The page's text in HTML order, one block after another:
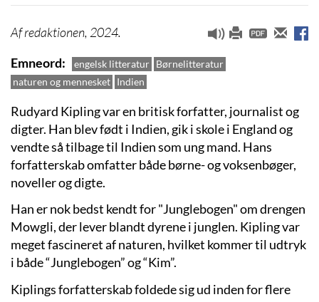
redaktionen, 2024.
Emneord
engelsk litteratur Børnelitteratur
naturen og mennesket Indien
Rudyard Kipling var en britisk forfatter, journalist og
digter. Han blev født i Indien, gik i skole i England og
vendte så tilbage til Indien som ung mand. Hans
forfatterskab omfatter både børne- og voksenbøger,
noveller og digte.
Han er nok bedst kendt for "Junglebogen" om drengen
Mowgli, der lever blandt dyrene i junglen. Kipling var
meget fascineret af naturen, hvilket kommer til udtryk
i både “Junglebogen” og “Kim”.
Kiplings forfatterskab foldede sig ud inden for flere